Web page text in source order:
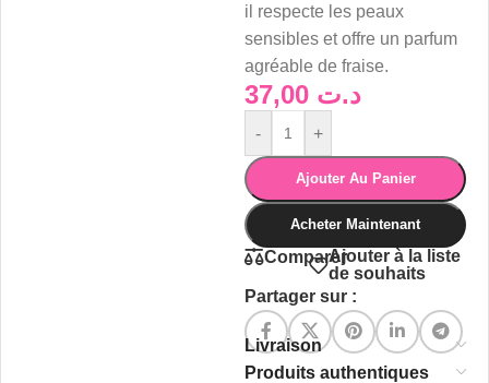
il respecte les peaux
sensibles et offre un parfum
agréable de fraise.
د.ت
- +
Ajouter Au Panier
Acheter Maintenant
ComparerAjouter à la liste
de souhaits
Partager sur :
Livraison
Produits authentiques